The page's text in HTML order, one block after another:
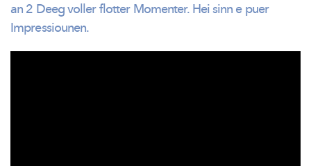
an 2 Deeg voller flotter Momenter. Hei sinn e puer
Impressiounen.